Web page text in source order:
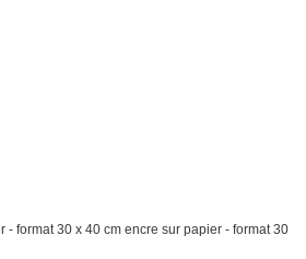
- format 30 x 40 cm encre sur papier - format 30